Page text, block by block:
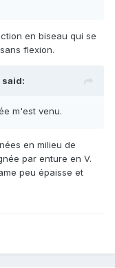
en biseau qui se
flexion.
said:
m'est venu.
en milieu de
par enture en V.
peu épaisse et